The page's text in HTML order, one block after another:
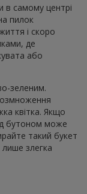
в самому центрі
пилок
і скоро
де
або
зеленим.
квітка. Якщо
бутоном може
такий букет
злегка